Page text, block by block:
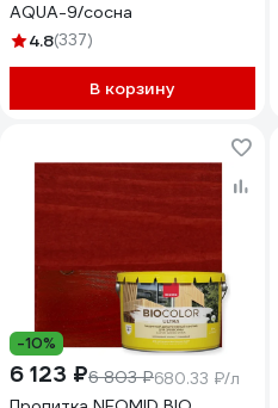
AQUA-9/сосна
4.8(337)
В корзину
-10%
6 123 ₽6 803 ₽680.33 ₽/л